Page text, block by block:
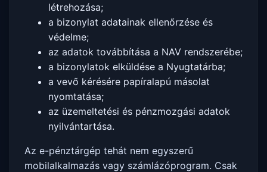
létrehozása;
a bizonylat adatainak ellenőrzése és
védelme;
az adatok továbbítása a NAV rendszerébe;
a bizonylatok elküldése a Nyugtatárba;
a vevő kérésére papíralapú másolat
nyomtatása;
az üzemeltetési és pénzmozgási adatok
nyilvántartása.
Az e-pénztárgép tehát nem egyszerű
mobilalkalmazás vagy számlázóprogram. Csak